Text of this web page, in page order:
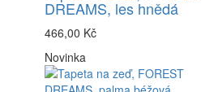
DREAMS, les hnědá
466,00 Kč
Novinka